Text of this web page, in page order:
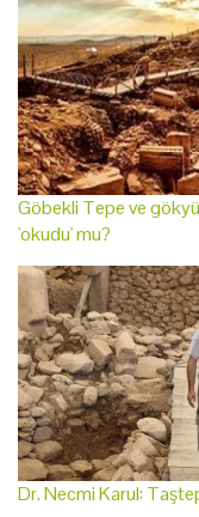
Göbekli Tepe ve
'okudu' mu?
Dr. Necmi Karul: